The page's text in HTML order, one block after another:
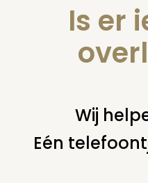
Landelijke
U bent hier: home nieuws &
registratieplicht meer voor
Is er
Wij
Eén